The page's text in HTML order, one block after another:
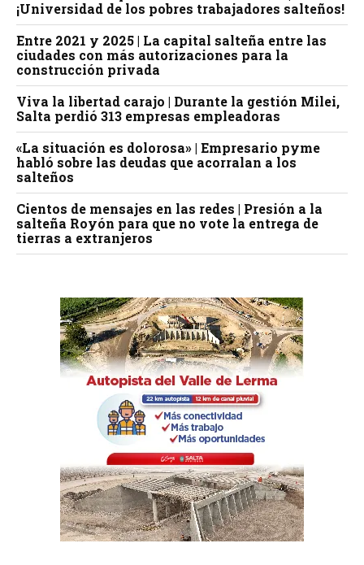
¡Universidad de los pobres trabajadores salteños!
Entre 2021 y 2025 | La capital salteña entre las
ciudades con más autorizaciones para la
construcción privada
Viva la libertad carajo | Durante la gestión Milei,
Salta perdió 313 empresas empleadoras
«La situación es dolorosa» | Empresario pyme
habló sobre las deudas que acorralan a los
salteños
Cientos de mensajes en las redes | Presión a la
salteña Royón para que no vote la entrega de
tierras a extranjeros